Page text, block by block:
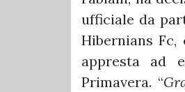
ufficiale da
Hibernians
appresta ad
Primavera. “